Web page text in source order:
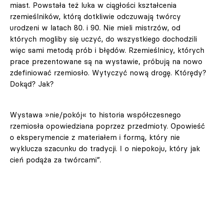
miast. Powstała też luka w ciągłości kształcenia
rzemieślników, którą dotkliwie odczuwają twórcy
urodzeni w latach 80. i 90. Nie mieli mistrzów, od
których mogliby się uczyć, do wszystkiego dochodzili
więc sami metodą prób i błędów. Rzemieślnicy, których
prace prezentowane są na wystawie, próbują na nowo
zdefiniować rzemiosło. Wytyczyć nową drogę. Którędy?
Dokąd? Jak?
Wystawa »nie/pokój« to historia współczesnego
rzemiosła opowiedziana poprzez przedmioty. Opowieść
o eksperymencie z materiałem i formą, który nie
wyklucza szacunku do tradycji. I o niepokoju, który jak
cień podąża za twórcami”.